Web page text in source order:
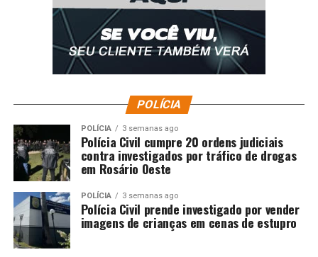
POLÍCIA
POLÍCIA 3 semanas ago
Polícia Civil cumpre 20 ordens judiciais
contra investigados por tráfico de drogas
em Rosário Oeste
POLÍCIA 3 semanas ago
Polícia Civil prende investigado por vender
imagens de crianças em cenas de estupro